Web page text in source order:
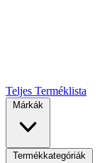
Teljes Terméklista
Márkák
Termékkategóriák